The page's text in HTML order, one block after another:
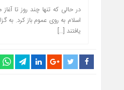
در حالی که تنها چند روز تا
یافتند […]